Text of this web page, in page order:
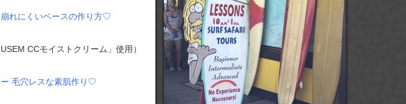
れにくいベースの作り方♡
CCモイストクリーム」使用）
毛穴レスな素肌作り♡